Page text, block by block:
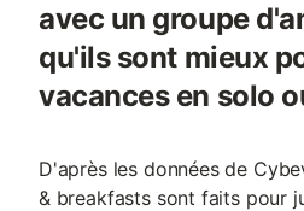
avec un groupe
qu'ils sont mieux
vacances en solo
D'après les données de
& breakfasts sont faits pour